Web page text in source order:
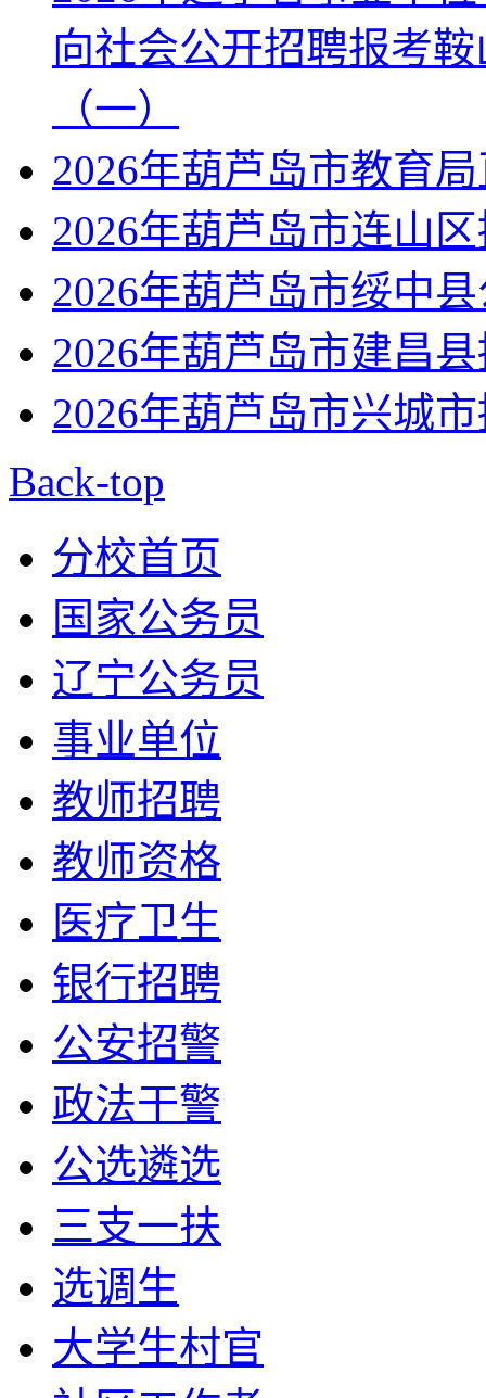
向社会公开招聘报考
（一）
2026年葫芦岛市教育
2026年葫芦岛市连山
2026年葫芦岛市绥中
2026年葫芦岛市建昌
2026年葫芦岛市兴城
Back-top
分校首页
国家公务员
辽宁公务员
事业单位
教师招聘
教师资格
医疗卫生
银行招聘
公安招警
政法干警
公选遴选
三支一扶
选调生
大学生村官